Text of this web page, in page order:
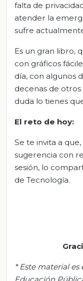
falta de
atender la
sufre
Es un gran libro,
con gráficos
día, con algunos
decenas de
duda lo tienes
El reto de hoy:
Se te invita a
sugerencia con
sesión, lo
de Tecnología.
*Este material es